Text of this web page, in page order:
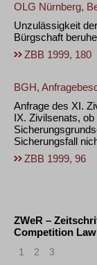
OLG Nürnberg,
Unzulässigkeit
Bürgschaft
ZBB 1999, 180
BGH,
Anfrage des XI.
IX. Zivilsenats,
Sicherungsfall
ZBB 1999, 96
ZWeR –
Competition Law
1 2 3